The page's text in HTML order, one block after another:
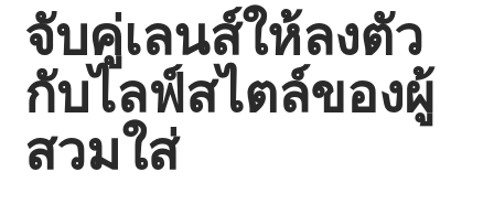
จับคู่เลนส์ให้ลงตัว
กับไลฟ์สไตล์ของผู้
สวมใส่